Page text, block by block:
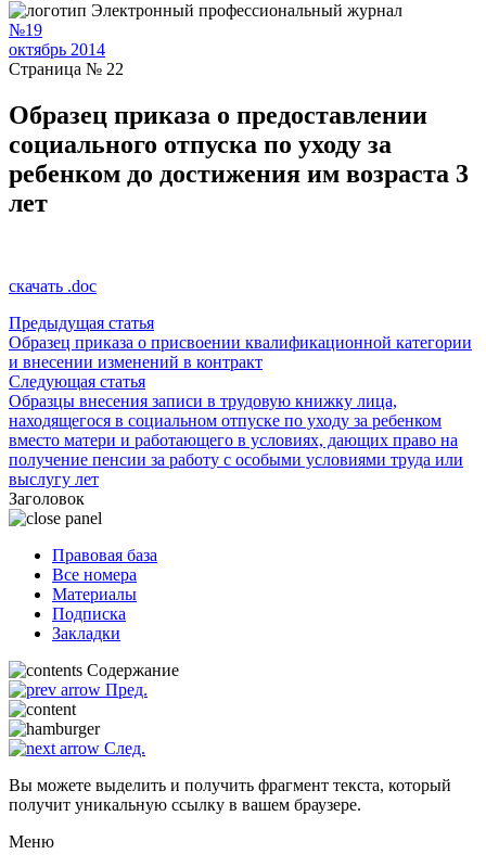
Электронный профессиональный журнал
№19
октябрь 2014
Страница № 22
Образец приказа о предоставлении
социального отпуска по уходу за
ребенком до достижения им возраста 3
лет
скачать .doc
Предыдущая статья
Образец приказа о присвоении квалификационной категории
и внесении изменений в контракт
Следующая статья
Образцы внесения записи в трудовую книжку лица,
находящегося в социальном отпуске по уходу за ребенком
вместо матери и работающего в условиях, дающих право на
получение пенсии за работу с особыми условиями труда или
выслугу лет
Заголовок
Правовая база
Все номера
Материалы
Подписка
Закладки
Содержание
Пред.
След.
Вы можете выделить и получить фрагмент текста, который
получит уникальную ссылку в вашем браузере.
Меню